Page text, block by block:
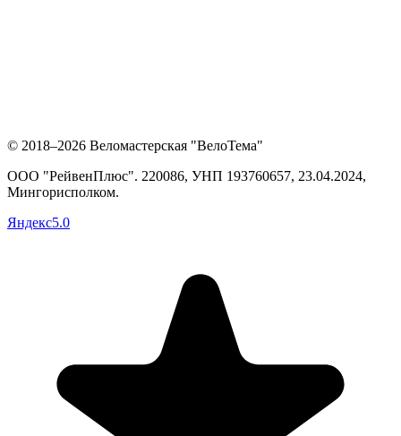
© 2018–2026 Веломастерская "ВелоТема"
ООО "РейвенПлюс". 220086, УНП 193760657, 23.04.2024,
Мингорисполком.
Яндекс5.0